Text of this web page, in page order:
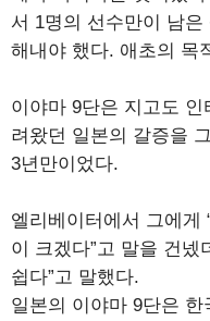
서 1명의 선수만이 남
해내야 했다. 애초의 목
이야마 9단은 지고도
려왔던 일본의 갈증을
3년만이었다.
엘리베이터에서 그에게
이 크겠다”고 말을 건넸
쉽다”고 말했다.
일본의 이야마 9단은